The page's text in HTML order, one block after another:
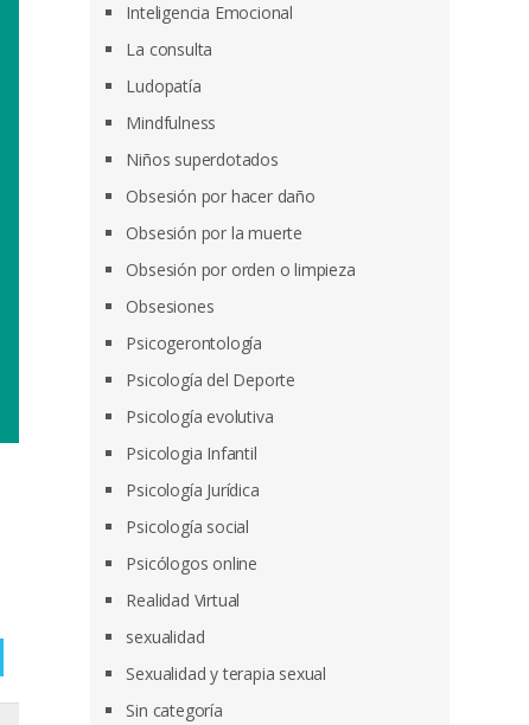
Inteligencia Emocional
La consulta
Ludopatía
Mindfulness
Niños superdotados
Obsesión por hacer daño
Obsesión por la muerte
Obsesión por orden o limpieza
Obsesiones
Psicogerontología
Psicología del Deporte
Psicología evolutiva
Psicologia Infantil
Psicología Jurídica
Psicología social
Psicólogos online
Realidad Virtual
sexualidad
Sexualidad y terapia sexual
Sin categoría